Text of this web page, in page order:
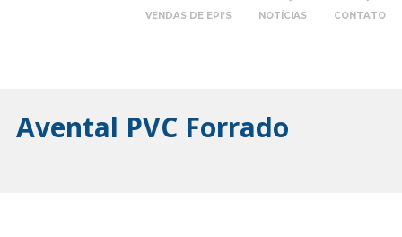
VENDAS DE EPI’S
NOTÍCIAS CONTATO
Avental PVC Forrado